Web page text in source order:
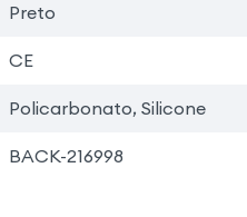
Preto
CE
Policarbonato, Silicone
BACK-216998